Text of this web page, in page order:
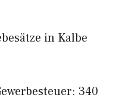
in Kalbe
340